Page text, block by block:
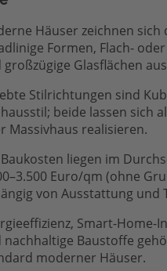
Häuser zeichnen sich
Formen, Flach-
großzügige Glasflächen
Stilrichtungen sind
beide lassen sich
Massivhaus realisieren.
liegen im
Euro/qm (ohne
von Ausstattung und
Smart-Home-
nachhaltige Baustoffe
moderner Häuser.